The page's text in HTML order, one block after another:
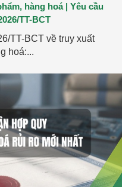
hàng hoá | Yêu cầu
TT-BCT
TT-BCT về truy xuất
hoá:...